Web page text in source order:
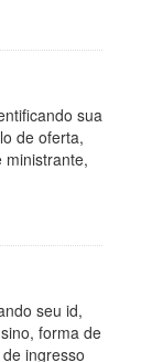
sua
de oferta,
ministrante,
seu id,
forma de
ingresso